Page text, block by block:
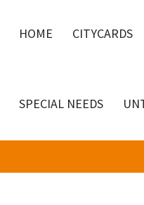
HOME CITYCARDS
SPECIAL NEEDS